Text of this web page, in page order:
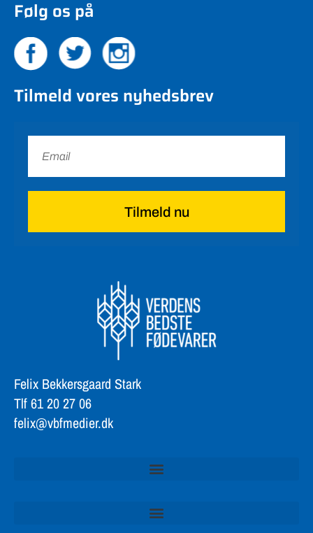
Følg os på
Tilmeld vores nyhedsbrev
Felix Bekkersgaard Stark
Tlf 61 20 27 06